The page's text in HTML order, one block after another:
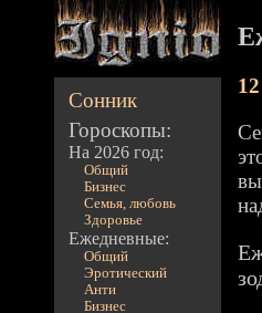
Сонник
Гороскопы:
На 2026 год:
Общий
Бизнес
Семья, любовь
Здоровье
Ежедневные:
Общий
Эротический
Анти
Бизнес